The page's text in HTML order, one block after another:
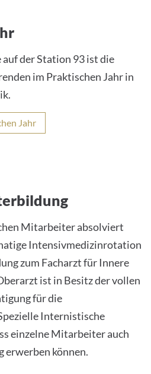
der Station 93 ist die
im Praktischen Jahr in
Jahr
Mitarbeiter absolviert
Intensivmedizinrotation
zum Facharzt für Innere
ist in Besitz der vollen
für die
Internistische
einzelne Mitarbeiter auch
erwerben können.